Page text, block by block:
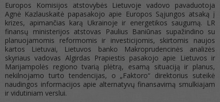
Europos Komisijos atstovybės Lietuvoje vadovo pavaduotoja
Agnė Kazlauskaitė papasakojo apie Europos Sąjungos atsaką į
krizes, apimančias karą Ukrainoje ir energetikos saugumą. LR
finansų ministerijos atstovas Paulius Baniūnas supažindino su
planuojamomis reformomis ir investicijomis, skirtomis naujos
kartos Lietuvai, Lietuvos banko Makroprudencinės analizės
skyriaus vadovas Algirdas Prapiestis pasakojo apie Lietuvos ir
Marijampolės regiono tvarią plėtrą, esamą situaciją ir planus,
nekilnojamo turto tendencijas, o „Faktoro“ direktorius suteikė
naudingos informacijos apie alternatyvų finansavimą smulkiajam
ir vidutiniam verslui.